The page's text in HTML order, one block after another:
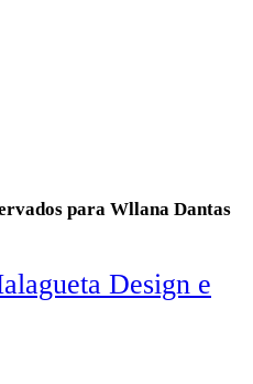
para Wllana Dantas
Design e